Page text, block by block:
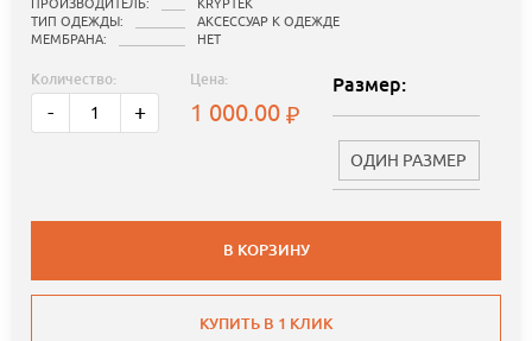
ПРОИЗВОДИТЕЛЬ:
KRYPTEK
ТИП ОДЕЖДЫ:
АКСЕССУАР К ОДЕЖДЕ
МЕМБРАНА:
НЕТ
Количество:
- +
Цена:
1 000.00
Размер:
ОДИН РАЗМЕР
В КОРЗИНУ
КУПИТЬ В 1 КЛИК